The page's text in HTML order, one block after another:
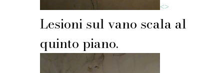
<>
Lesioni sul vano scala al
quinto piano.